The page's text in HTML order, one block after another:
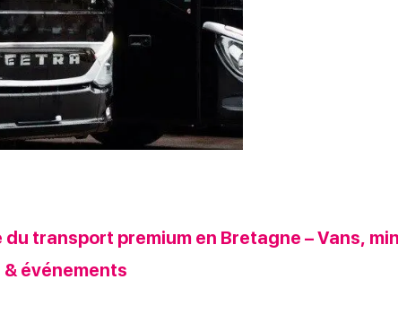
transport premium en Bretagne – Vans,
événements